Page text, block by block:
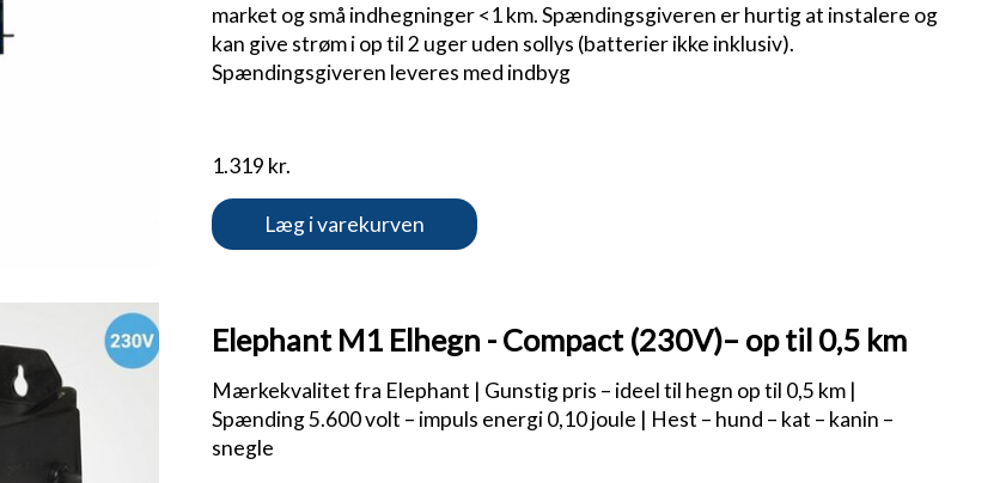
market og små indhegninger <1 km. Spændingsgiveren er hurtig at instalere og
kan give strøm i op til 2 uger uden sollys (batterier ikke inklusiv).
Spændingsgiveren leveres med indbyg
1.319 kr.
Læg i varekurven
Elephant M1 Elhegn - Compact (230V)– op til 0,5 km
Mærkekvalitet fra Elephant | Gunstig pris – ideel til hegn op til 0,5 km |
Spænding 5.600 volt – impuls energi 0,10 joule | Hest – hund – kat – kanin –
snegle